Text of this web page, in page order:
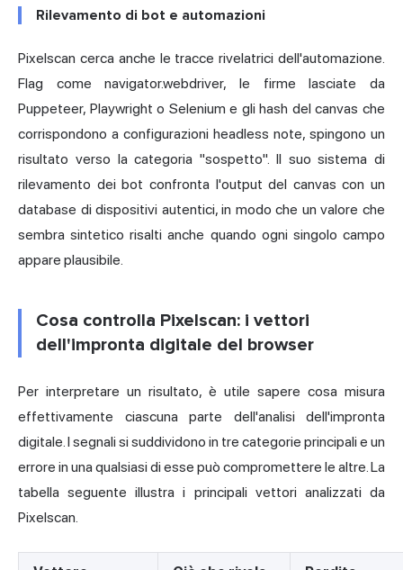
Rilevamento di bot e automazioni
Pixelscan cerca anche le tracce rivelatrici dell'automazione.
Flag come navigator.webdriver, le firme lasciate da
Puppeteer, Playwright o Selenium e gli hash del canvas che
corrispondono a configurazioni headless note, spingono un
risultato verso la categoria "sospetto". Il suo sistema di
rilevamento dei bot confronta l'output del canvas con un
database di dispositivi autentici, in modo che un valore che
sembra sintetico risalti anche quando ogni singolo campo
appare plausibile.
Cosa controlla Pixelscan: i vettori
dell'impronta digitale del browser
Per interpretare un risultato, è utile sapere cosa misura
effettivamente ciascuna parte dell'analisi dell'impronta
digitale. I segnali si suddividono in tre categorie principali e un
errore in una qualsiasi di esse può compromettere le altre. La
tabella seguente illustra i principali vettori analizzati da
Pixelscan.